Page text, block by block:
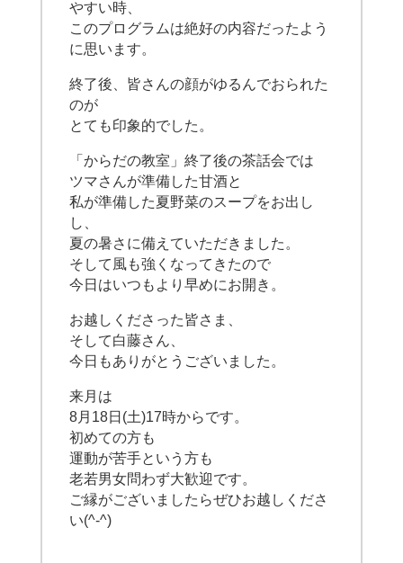
やすい時、
このプログラムは絶好の内容だったよう
に思います。
終了後、皆さんの顔がゆるんでおられた
のが
とても印象的でした。
「からだの教室」終了後の茶話会では
ツマさんが準備した甘酒と
私が準備した夏野菜のスープをお出し
し、
夏の暑さに備えていただきました。
そして風も強くなってきたので
今日はいつもより早めにお開き。
お越しくださった皆さま、
そして白藤さん、
今日もありがとうございました。
来月は
8月18日(土)17時からです。
初めての方も
運動が苦手という方も
老若男女問わず大歓迎です。
ご縁がございましたらぜひお越しくださ
い(^-^)